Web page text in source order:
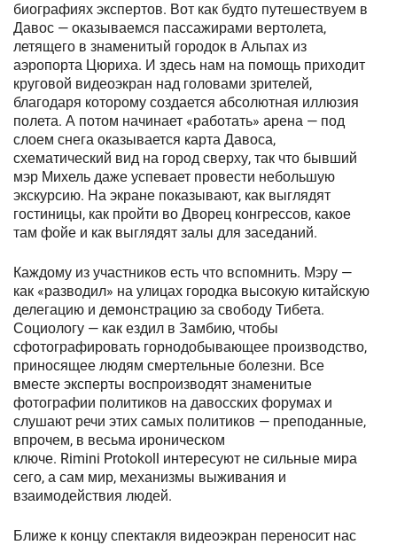
биографиях экспертов. Вот как будто путешествуем в
Давос — оказываемся пассажирами вертолета,
летящего в знаменитый городок в Альпах из
аэропорта Цюриха. И здесь нам на помощь приходит
круговой видеоэкран над головами зрителей,
благодаря которому создается абсолютная иллюзия
полета. А потом начинает «работать» арена — под
слоем снега оказывается карта Давоса,
схематический вид на город сверху, так что бывший
мэр Михель даже успевает провести небольшую
экскурсию. На экране показывают, как выглядят
гостиницы, как пройти во Дворец конгрессов, какое
там фойе и как выглядят залы для заседаний.
Каждому из участников есть что вспомнить. Мэру —
как «разводил» на улицах городка высокую китайскую
делегацию и демонстрацию за свободу Тибета.
Социологу — как ездил в Замбию, чтобы
сфотографировать горнодобывающее производство,
приносящее людям смертельные болезни. Все
вместе эксперты воспроизводят знаменитые
фотографии политиков на давосских форумах и
слушают речи этих самых политиков — преподанные,
впрочем, в весьма ироническом
ключе. Rimini Protokoll интересуют не сильные мира
сего, а сам мир, механизмы выживания и
взаимодействия людей.
Ближе к концу спектакля видеоэкран переносит нас